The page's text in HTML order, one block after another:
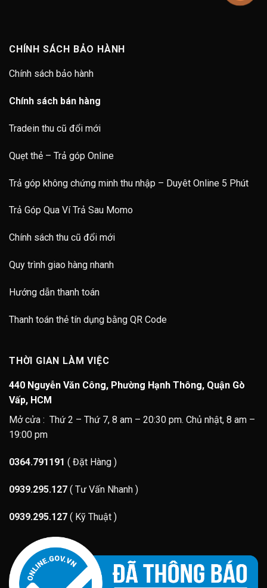
CHÍNH SÁCH BẢO HÀNH
Chính sách bảo hành
Chính sách bán hàng
Tradein thu cũ đổi mới
Quẹt thẻ – Trả góp Online
Trả góp không chứng minh thu nhập – Duyêt Online 5 Phút
Trả Góp Qua Ví Trả Sau Momo
Chính sách thu cũ đổi mới
Quy trình giao hàng nhanh
Hướng dẫn thanh toán
Thanh toán thẻ tín dụng bằng QR Code
THỜI GIAN LÀM VIỆC
440 Nguyễn Văn Công, Phường Hạnh Thông, Quận Gò
Vấp, HCM
Mở cửa : Thứ 2 – Thứ 7, 8 am – 20:30 pm. Chủ nhật, 8 am –
19:00 pm
0364.791191 ( Đặt Hàng )
0939.295.127 ( Tư Vấn Nhanh )
0939.295.127 ( Kỹ Thuật )